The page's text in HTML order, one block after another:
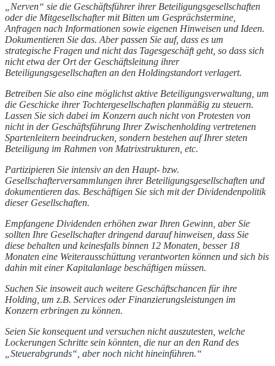
„Nerven“ sie die Geschäftsführer ihrer Beteiligungsgesellschaften
oder die Mitgesellschafter mit Bitten um Gesprächstermine,
Anfragen nach Informationen sowie eigenen Hinweisen und Ideen.
Dokumentieren Sie das. Aber passen Sie auf, dass es um
strategische Fragen und nicht das Tagesgeschäft geht, so dass sich
nicht etwa der Ort der Geschäftsleitung ihrer
Beteiligungsgesellschaften an den Holdingstandort verlagert.
Betreiben Sie also eine möglichst aktive Beteiligungsverwaltung, um
die Geschicke ihrer Tochtergesellschaften planmäßig zu steuern.
Lassen Sie sich dabei im Konzern auch nicht von Protesten von
nicht in der Geschäftsführung Ihrer Zwischenholding vertretenen
Spartenleitern beeindrucken, sondern bestehen auf Ihrer steten
Beteiligung im Rahmen von Matrixstrukturen, etc.
Partizipieren Sie intensiv an den Haupt- bzw.
Gesellschafterversammlungen ihrer Beteiligungsgesellschaften und
dokumentieren das. Beschäftigen Sie sich mit der Dividendenpolitik
dieser Gesellschaften.
Empfangene Dividenden erhöhen zwar Ihren Gewinn, aber Sie
sollten Ihre Gesellschafter dringend darauf hinweisen, dass Sie
diese behalten und keinesfalls binnen 12 Monaten, besser 18
Monaten eine Weiterausschüttung verantworten können und sich bis
dahin mit einer Kapitalanlage beschäftigen müssen.
Suchen Sie insoweit auch weitere Geschäftschancen für ihre
Holding, um z.B. Services oder Finanzierungsleistungen im
Konzern erbringen zu können.
Seien Sie konsequent und versuchen nicht auszutesten, welche
Lockerungen Schritte sein könnten, die nur an den Rand des
„Steuerabgrunds“, aber noch nicht hineinführen.“